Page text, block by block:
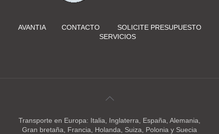
AVANTIA CONTACTO
SOLICITE PRESUPUESTO
SERVICIOS
Transporte en Europa: Italia, Inglaterra, España, Alemania,
Gran bretaña, Francia, Holanda, Suiza, Polonia y Suecia